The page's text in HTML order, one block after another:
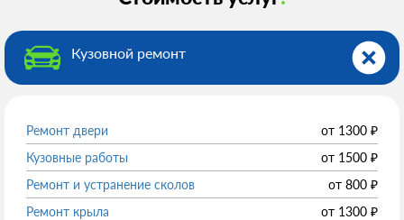
Кузовной ремонт
Ремонт двери от 1300 ₽
Кузовные работы
от 1500 ₽
Ремонт и устранение сколов
от 800 ₽
Ремонт крыла
от 1300 ₽